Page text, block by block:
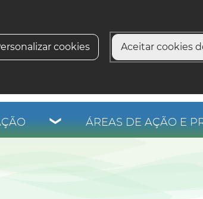
cookies Aceitar cookies
ÁREAS DE AÇÃO E